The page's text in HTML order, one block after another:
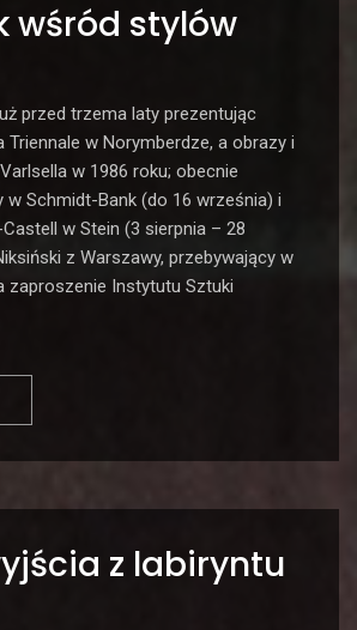
wśród stylów
przed trzema laty prezentując
Triennale w Norymberdze, a obrazy i
w 1986 roku; obecnie
w Schmidt-Bank (do 16 września) i
w Stein (3 sierpnia – 28
z Warszawy, przebywający w
zaproszenie Instytutu Sztuki
z labiryntu